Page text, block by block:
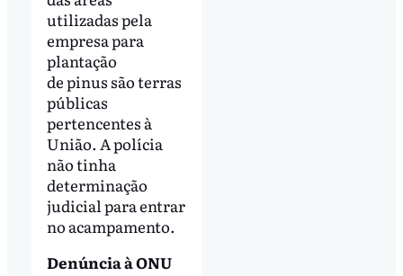
utilizadas pela
empresa para
plantação
de pinus são terras
públicas
pertencentes à
União. A polícia
não tinha
determinação
judicial para entrar
no acampamento.
Denúncia à ONU